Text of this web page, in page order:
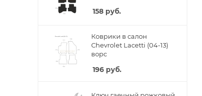
158 руб.
Коврики в салон
Chevrolet Lacetti (04-13)
ворс
196 руб.